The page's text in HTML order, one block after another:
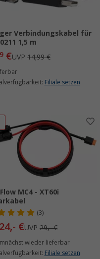
Verbindungskabel für
1,5 m
€UVP14,99 €
Filiale setzen
MC4 - XT60i
(3)
24,- €UVP29,- €
wieder lieferbar
Filiale setzen